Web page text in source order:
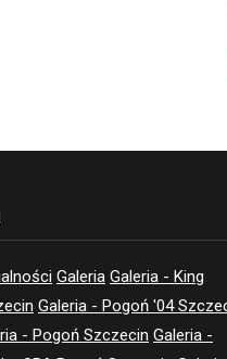
Galeria Galeria - King
Galeria - Pogoń '04
- Pogoń Szczecin Galeria -